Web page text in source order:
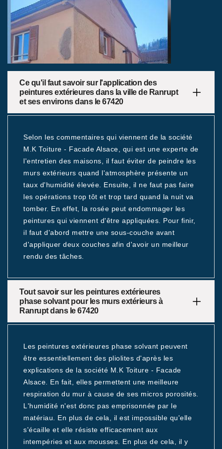
Ce qu'il faut savoir sur l'application des
peintures extérieures dans la ville de Ranrupt
et ses environs dans le 67420
Selon les commentaires qui viennent de la société
M.K Toiture - Facade Alsace, qui est une experte de
l'entretien des maisons, il faut éviter de peindre les
murs extérieurs quand l'atmosphère présente un
taux d'humidité élevée. Ensuite, il ne faut pas faire
les opérations trop tôt et trop tard quand la nuit va
tomber. En effet, la rosée peut endommager les
peintures qui viennent d'être appliquées. Pour finir,
il faut d'abord mettre une sous-couche avant
d'appliquer deux couches afin d'avoir un meilleur
rendu des tâches.
Tout savoir sur les peintures extérieures
phase solvant pour les murs extérieurs à
Ranrupt dans le 67420
Les peintures extérieures phase solvant peuvent
être essentiellement des pliolites d'après les
explications de la société M.K Toiture - Facade
Alsace. En fait, elles permettent une meilleure
respiration du mur à cause de ses micros porosités.
L'humidité n'est donc pas emprisonnée par le
matériau. En plus de cela, il est impossible qu'elle
s'écaille et elle résiste efficacement aux
intempéries et aux mousses. En plus de cela, il y